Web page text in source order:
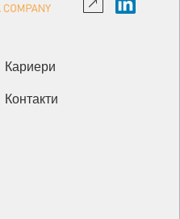
Кариери
Контакти